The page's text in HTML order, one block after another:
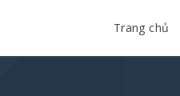
Trang chủ